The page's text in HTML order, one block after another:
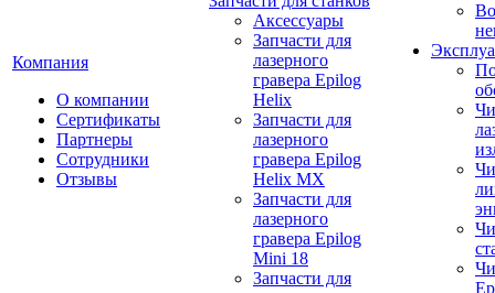
Компания
О компании
Сертификаты
Партнеры
Сотрудники
Отзывы
Аксессуары
Запчасти для
лазерного
гравера Epilog
Helix
Запчасти для
лазерного
гравера Epilog
Helix MX
Запчасти для
лазерного
гравера Epilog
Mini 18
Запчасти для